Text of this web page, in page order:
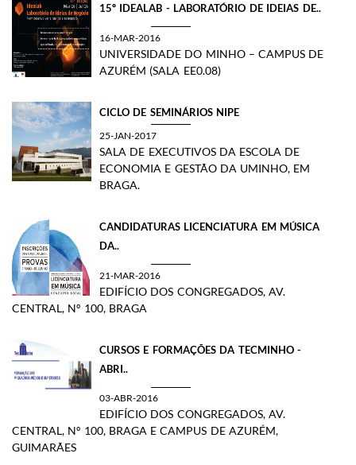
15º IDEALAB - LABORATÓRIO DE IDEIAS DE..
16-MAR-2016
UNIVERSIDADE DO MINHO – CAMPUS DE
AZURÉM (SALA EE0.08)
CICLO DE SEMINÁRIOS NIPE
25-JAN-2017
SALA DE EXECUTIVOS DA ESCOLA DE
ECONOMIA E GESTÃO DA UMINHO, EM
BRAGA.​
CANDIDATURAS LICENCIATURA EM MÚSICA
DA..
21-MAR-2016
EDIFÍCIO DOS CONGREGADOS, AV.
CENTRAL, Nº 100, BRAGA
CURSOS E FORMAÇÕES DA TECMINHO​ -
ABRI..
03-ABR-2016
EDIFÍCIO DOS CONGREGADOS, AV.
CENTRAL, Nº 100, BRAGA E CAMPUS DE AZURÉM,
GUIMARÃES